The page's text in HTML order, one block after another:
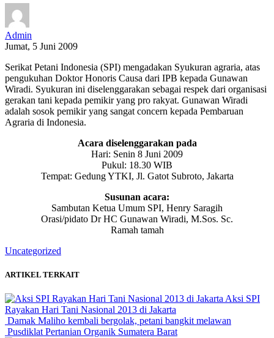
Admin
Jumat, 5 Juni 2009
Serikat Petani Indonesia (SPI) mengadakan Syukuran agraria, atas
pengukuhan Doktor Honoris Causa dari IPB kepada Gunawan
Wiradi. Syukuran ini diselenggarakan sebagai respek dari organisasi
gerakan tani kepada pemikir yang pro rakyat. Gunawan Wiradi
adalah sosok pemikir yang sangat concern kepada Pembaruan
Agraria di Indonesia.
Acara diselenggarakan pada
Hari: Senin 8 Juni 2009
Pukul: 18.30 WIB
Tempat: Gedung YTKI, Jl. Gatot Subroto, Jakarta
Susunan acara:
Sambutan Ketua Umum SPI, Henry Saragih
Orasi/pidato Dr HC Gunawan Wiradi, M.Sos. Sc.
Ramah tamah
Uncategorized
ARTIKEL TERKAIT
Aksi SPI
Rayakan Hari Tani Nasional 2013 di Jakarta
Damak Maliho kembali bergolak, petani bangkit melawan
Pusdiklat Pertanian Organik Sumatera Barat